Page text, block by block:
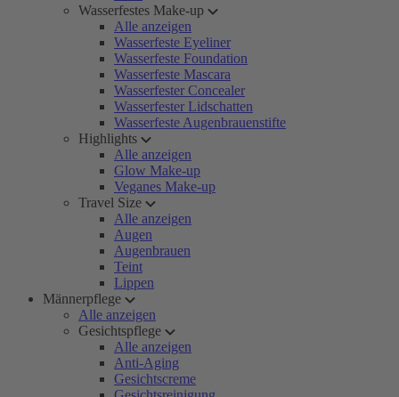
Wasserfestes Make-up
Alle anzeigen
Wasserfeste Eyeliner
Wasserfeste Foundation
Wasserfeste Mascara
Wasserfester Concealer
Wasserfester Lidschatten
Wasserfeste Augenbrauenstifte
Highlights
Alle anzeigen
Glow Make-up
Veganes Make-up
Travel Size
Alle anzeigen
Augen
Augenbrauen
Teint
Lippen
Männerpflege
Alle anzeigen
Gesichtspflege
Alle anzeigen
Anti-Aging
Gesichtscreme